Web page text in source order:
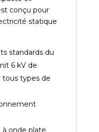
conçu pour
statique
standards du
6 kV de
tous types de
onde plate